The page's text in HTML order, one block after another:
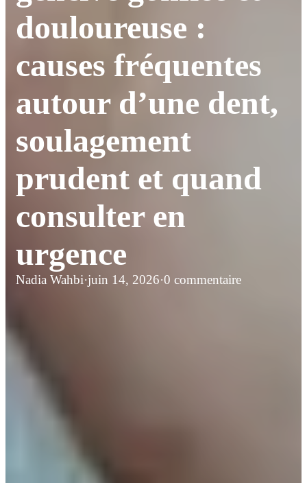
douloureuse :
causes fréquentes
autour d’une dent,
soulagement
prudent et quand
consulter en
urgence
Nadia Wahbi·juin 14, 2026·0 commentaire